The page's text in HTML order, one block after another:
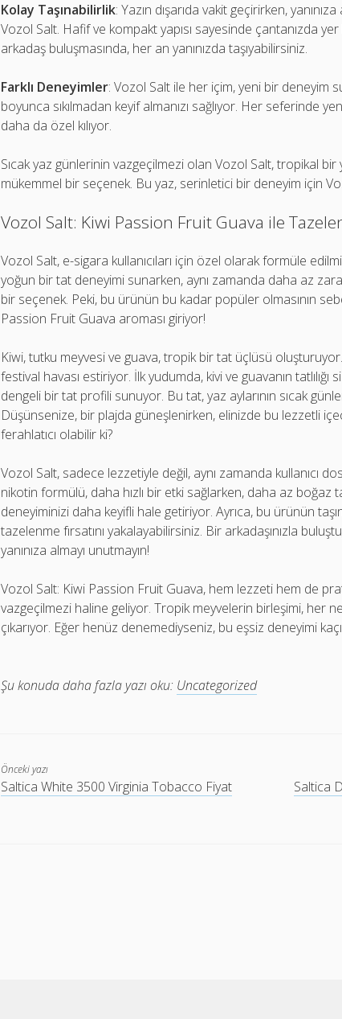
Kolay Taşınabilirlik: Yazın dışarıda vakit geçirirken,
Vozol Salt. Hafif ve kompakt yapısı sayesinde çantanızda
arkadaş buluşmasında, her an yanınızda taşıyabilirsiniz.
Farklı Deneyimler: Vozol Salt ile her içim, yeni bir deneyim
boyunca sıkılmadan keyif almanızı sağlıyor. Her seferinde
daha da özel kılıyor.
Sıcak yaz günlerinin vazgeçilmezi olan Vozol Salt, tropikal bir
mükemmel bir seçenek. Bu yaz, serinletici bir deneyim için
Vozol Salt: Kiwi Passion Fruit Guava ile
Vozol Salt, e-sigara kullanıcıları için özel olarak formüle
yoğun bir tat deneyimi sunarken, aynı zamanda daha az
bir seçenek. Peki, bu ürünün bu kadar popüler olmasının
Passion Fruit Guava aroması giriyor!
Kiwi, tutku meyvesi ve guava, tropik bir tat üçlüsü
festival havası estiriyor. İlk yudumda, kivi ve guavanın
dengeli bir tat profili sunuyor. Bu tat, yaz aylarının sıcak
Düşünsenize, bir plajda güneşlenirken, elinizde bu lezzetli
ferahlatıcı olabilir ki?
Vozol Salt, sadece lezzetiyle değil, aynı zamanda kullanıcı
nikotin formülü, daha hızlı bir etki sağlarken, daha az boğaz
deneyiminizi daha keyifli hale getiriyor. Ayrıca, bu ürünün
tazelenme fırsatını yakalayabilirsiniz. Bir arkadaşınızla
yanınıza almayı unutmayın!
Vozol Salt: Kiwi Passion Fruit Guava, hem lezzeti hem de
vazgeçilmezi haline geliyor. Tropik meyvelerin birleşimi, her
çıkarıyor. Eğer henüz denemediyseniz, bu eşsiz deneyimi
Şu konuda daha fazla yazı oku: Uncategorized
Önceki yazı
Saltica White 3500 Virginia Tobacco Fiyat
Saltica